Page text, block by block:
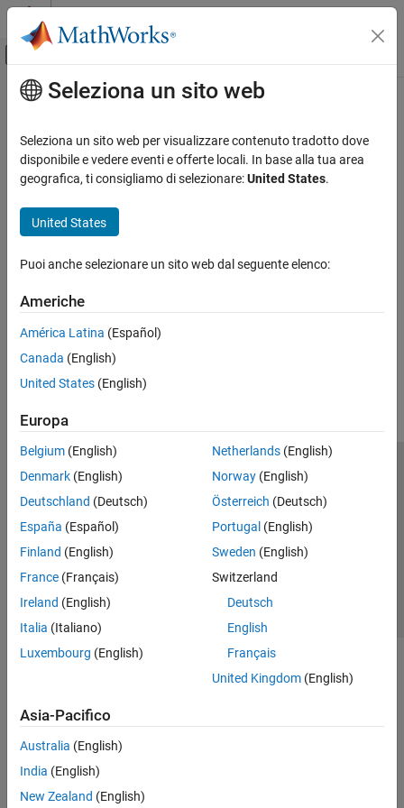
Vai al contenuto
Attiva/disattiva menu di navigazione
Pagina iniziale della documentazione
Contenuto principale
Seleziona un sito web
Seleziona un sito web per visualizzare contenuto tradotto dove
disponibile e vedere eventi e offerte locali. In base alla tua area
geografica, ti consigliamo di selezionare:United States.
United States
Puoi anche selezionare un sito web dal seguente elenco:
Americhe
América Latina (Español)
Canada (English)
United States (English)
Europa
Belgium (English)
Denmark (English)
Deutschland (Deutsch)
España (Español)
Finland (English)
France (Français)
Ireland (English)
Italia (Italiano)
Luxembourg (English)
Netherlands(English)
Norway(English)
Österreich (Deutsch)
Portugal (English)
Sweden (English)
Switzerland
Deutsch
English
Français
United Kingdom(English)
Asia-Pacifico
Australia (English)
India (English)
New Zealand (English)
Centro di fiducia
Informativa sulla privacy
Antipirateria
Stato dell'applicazione
Contatti
© 1994-2026 The MathWorks, Inc.